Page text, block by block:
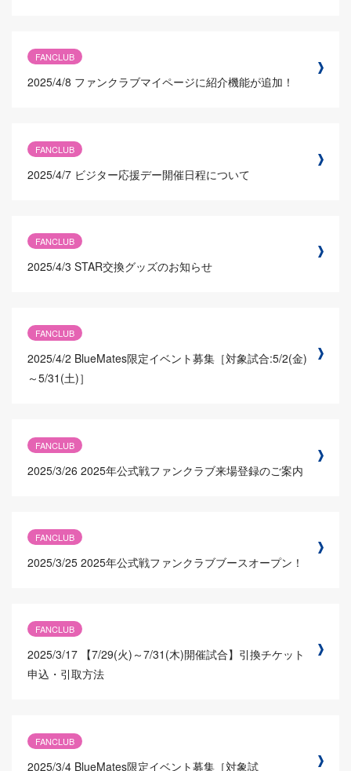
FANCLUB
2025/4/8 ファンクラブマイページに紹介機能が追加！
FANCLUB
2025/4/7 ビジター応援デー開催日程について
FANCLUB
2025/4/3 STAR交換グッズのお知らせ
FANCLUB
2025/4/2 BlueMates限定イベント募集［対象試合:5/2(金)
～5/31(土)］
FANCLUB
2025/3/26 2025年公式戦ファンクラブ来場登録のご案内
FANCLUB
2025/3/25 2025年公式戦ファンクラブブースオープン！
FANCLUB
2025/3/17 【7/29(火)～7/31(木)開催試合】引換チケット
申込・引取方法
FANCLUB
2025/3/4 BlueMates限定イベント募集［対象試